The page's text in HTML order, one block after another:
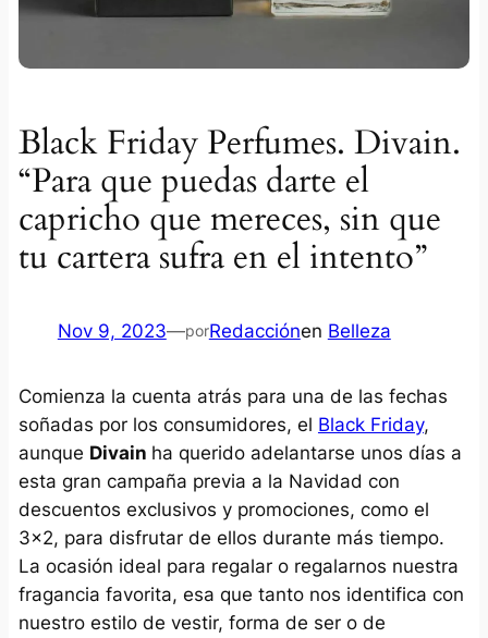
Black Friday Perfumes. Divain.
“Para que puedas darte el
capricho que mereces, sin que
tu cartera sufra en el intento”
Nov 9, 2023—porRedacciónen Belleza
Comienza la cuenta atrás para una de las fechas
soñadas por los consumidores, el Black Friday,
aunque Divain ha querido adelantarse unos días a
esta gran campaña previa a la Navidad con
descuentos exclusivos y promociones, como el
3×2, para disfrutar de ellos durante más tiempo.
La ocasión ideal para regalar o regalarnos nuestra
fragancia favorita, esa que tanto nos identifica con
nuestro estilo de vestir, forma de ser o de